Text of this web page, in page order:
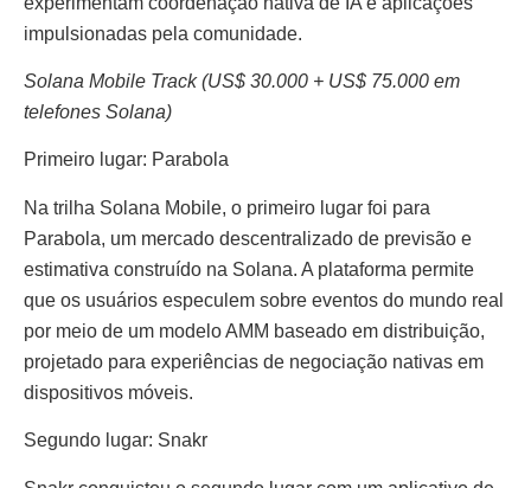
impulsionadas pela comunidade.
Solana Mobile Track (US$ 30.000 + US$ 75.000 em
telefones Solana)
Primeiro lugar: Parabola
Na trilha Solana Mobile, o primeiro lugar foi para
Parabola, um mercado descentralizado de previsão e
estimativa construído na Solana. A plataforma permite
que os usuários especulem sobre eventos do mundo real
por meio de um modelo AMM baseado em distribuição,
projetado para experiências de negociação nativas em
dispositivos móveis.
Segundo lugar: Snakr